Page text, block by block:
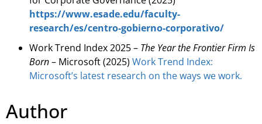
https://www.esade.edu/faculty-
research/es/centro-gobierno-corporativo/
Work Trend Index 2025 – The Year the Frontier Firm Is
Born– Microsoft (2025) Work Trend Index:
Microsoft’s latest research on the ways we work.
Author